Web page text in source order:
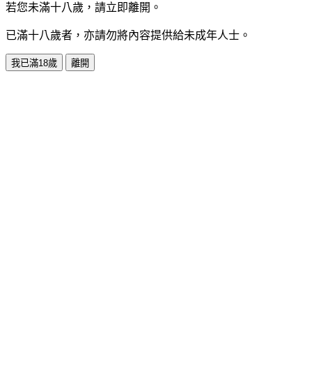
若您未滿十八歲，請立即離開。
已滿十八歲者，亦請勿將內容提供給未成年人士。
我已滿18歲 離開